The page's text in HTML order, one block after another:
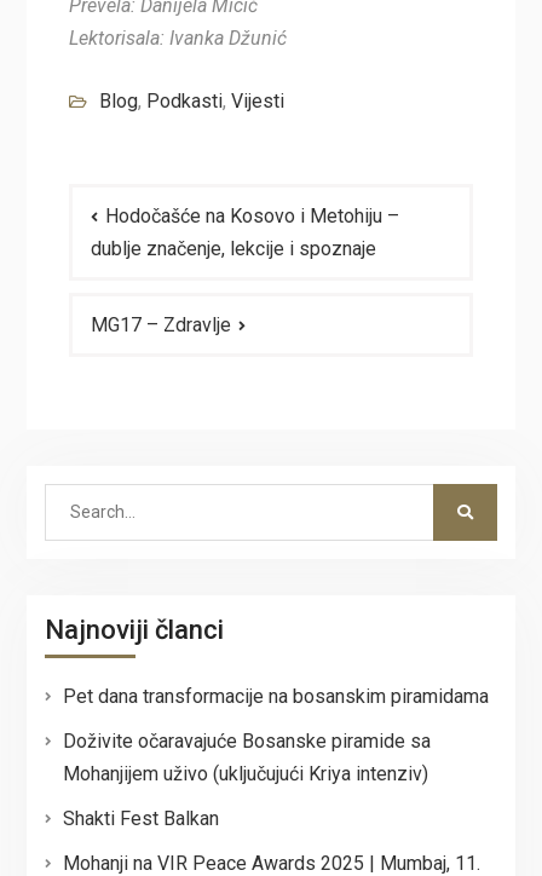
Prevela: Danijela Micić
Lektorisala: Ivanka Džunić
Blog, Podkasti, Vijesti
članaka
Hodočašće na Kosovo i Metohiju –
dublje značenje, lekcije i spoznaje
MG17 – Zdravlje
Najnoviji članci
Pet dana transformacije na bosanskim piramidama
Doživite očaravajuće Bosanske piramide sa
Mohanjijem uživo (uključujući Kriya intenziv)
Shakti Fest Balkan
Mohanji na VIR Peace Awards 2025 | Mumbaj, 11.